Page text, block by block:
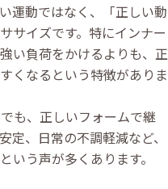
運動ではなく、「正しい動
サイズです。特にインナー
い負荷をかけるよりも、正
くなるという特徴がありま
も、正しいフォームで継
定、日常の不調軽減など、
いう声が多くあります。